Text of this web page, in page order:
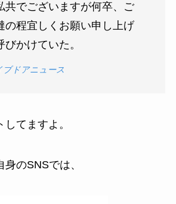
共でございますが何卒、ご
の程宜しくお願い申し上げ
びかけていた。
ブドアニュース
てますよ。
のSNSでは、